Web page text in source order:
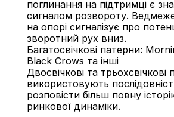
поглинання на підтримці є
сигналом розвороту.
на опорі сигналізує про
зворотний рух вниз.
Багатосвічкові патерни:
Black Crows та інші
Двосвічкові та трьохсвічкові
використовують
розповісти більш повну
ринкової динаміки.